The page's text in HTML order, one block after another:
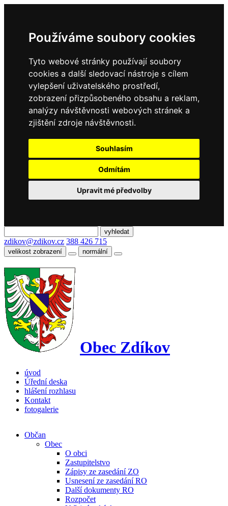
Používáme soubory cookies
Tyto webové stránky používají soubory
cookies a další sledovací nástroje s cílem
vylepšení uživatelského prostředí,
zobrazení přizpůsobeného obsahu a reklam,
analýzy návštěvnosti webových stránek a
zjištění zdroje návštěvnosti.
Souhlasím
Odmítám
Upravit mé předvolby
zdikov@zdikov.cz 388 426 715
velikost zobrazení normální
Obec Zdíkov
úvod
Úřední deska
hlášení rozhlasu
Kontakt
fotogalerie
Občan
Obec
O obci
Zastupitelstvo
Zápisy ze zasedání ZO
Usnesení ze zasedání RO
Další dokumenty RO
Rozpočet